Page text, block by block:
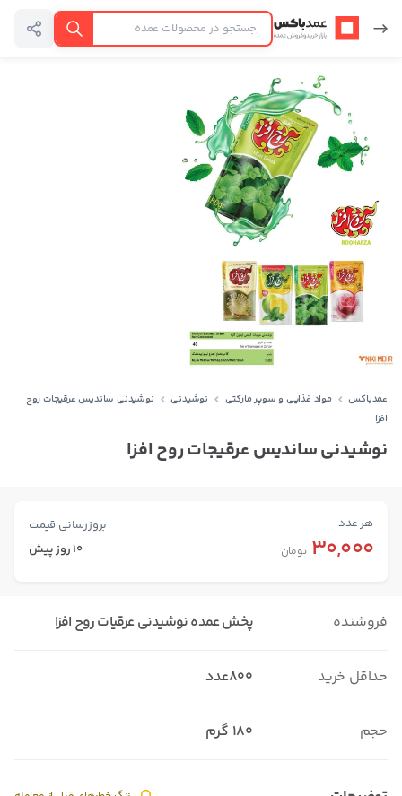
عمدباکس — بازگشت به صفحه اصلی
جستجو
عمدباکس مواد غذایی و سوپر مارکتی نوشیدنی
نوشیدنی ساندیس عرقیجات روح
افزا
نوشیدنی ساندیس عرقیجات روح افزا
هر عدد بروزرسانی قیمت
30,000 تومان 10 روز پیش
فروشنده پخش عمده نوشیدنی عرقیات روح افزا
حداقل خرید 800عدد
حجم 180 گرم